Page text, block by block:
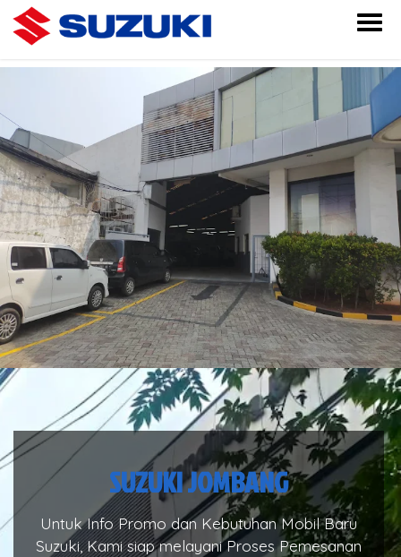
SUZUKI JOMBANG
Untuk Info Promo dan Kebutuhan Mobil Baru
Suzuki, Kami siap melayani Proses Pemesanan